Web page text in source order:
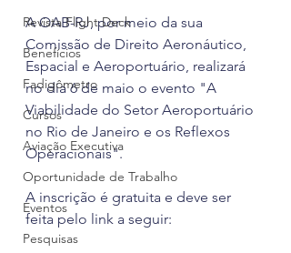
Revista Flight Deck
Benefícios
Fadigômetro
Cursos
Aviação Executiva
Oportunidade de Trabalho
Eventos
Pesquisas
A OAB-RJ, por meio da sua
Comissão de Direito Aeronáutico,
Espacial e Aeroportuário, realizará
no dia 6 de maio o evento "A
Viabilidade do Setor Aeroportuário
no Rio de Janeiro e os Reflexos
Operacionais".
A inscrição é gratuita e deve ser
feita pelo link a seguir: